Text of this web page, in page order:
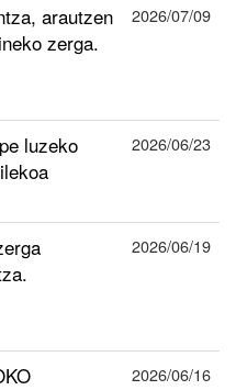
arautzen
zerga.
2026/07/09
luzeko
2026/06/23
2026/06/19
2026/06/16